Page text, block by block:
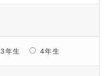
3年生 4年生